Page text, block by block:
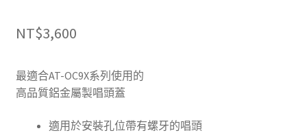
NT$3,600
最適合AT-OC9X系列使用的
高品質鋁金屬製唱頭蓋
適用於安裝孔位帶有螺牙的唱頭